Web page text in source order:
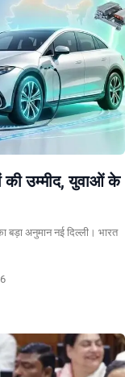
उम्मीद, युवाओं के
बड़ा अनुमान नई दिल्ली। भारत